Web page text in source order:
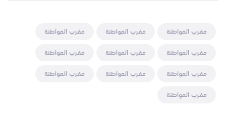
مغرب المواطنة مغرب المواطنة
مغرب المواطنة
مغرب المواطنة
مغرب المواطنة
مغرب المواطنة
مغرب المواطنة
مغرب المواطنة
مغرب المواطنة
مغرب المواطنة